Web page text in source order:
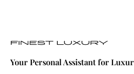
Your Personal Assistant for